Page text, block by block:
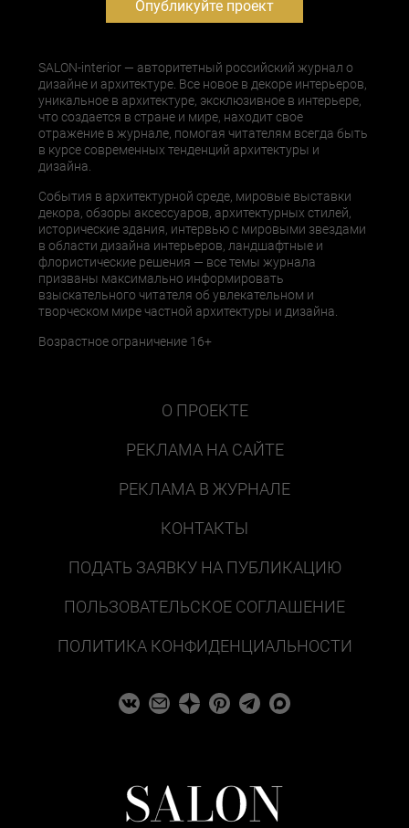
Опубликуйте проект
SALON-interior — авторитетный российский журнал о
дизайне и архитектуре. Все новое в декоре интерьеров,
уникальное в архитектуре, эксклюзивное в интерьере,
что создается в стране и мире, находит свое
отражение в журнале, помогая читателям всегда быть
в курсе современных тенденций архитектуры и
дизайна.
События в архитектурной среде, мировые выставки
декора, обзоры аксессуаров, архитектурных стилей,
исторические здания, интервью с мировыми звездами
в области дизайна интерьеров, ландшафтные и
флористические решения — все темы журнала
призваны максимально информировать
взыскательного читателя об увлекательном и
творческом мире частной архитектуры и дизайна.
Возрастное ограничение 16+
О ПРОЕКТЕ
РЕКЛАМА НА САЙТЕ
РЕКЛАМА В ЖУРНАЛЕ
КОНТАКТЫ
ПОДАТЬ ЗАЯВКУ НА ПУБЛИКАЦИЮ
ПОЛЬЗОВАТЕЛЬСКОЕ СОГЛАШЕНИЕ
ПОЛИТИКА КОНФИДЕНЦИАЛЬНОСТИ